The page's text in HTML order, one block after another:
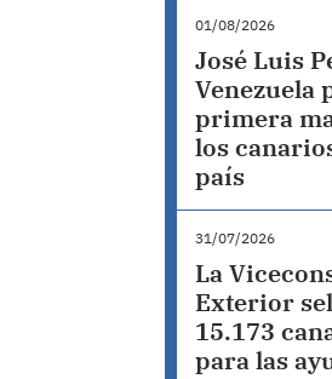
01/08/2026
José Luis
Venezuela
primera
los
país
31/07/2026
La
Exterior
15.173
para las